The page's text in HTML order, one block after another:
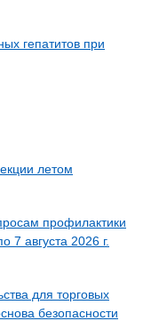
гепатитов при
летом
профилактики
7 августа 2026 г.
для торговых
безопасности